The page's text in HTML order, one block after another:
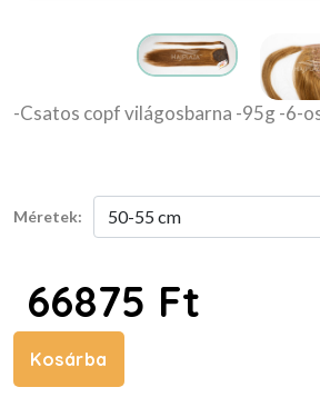
-Csatos copf világosbarna -95g -6-
Méretek:
66875 Ft
Kosárba